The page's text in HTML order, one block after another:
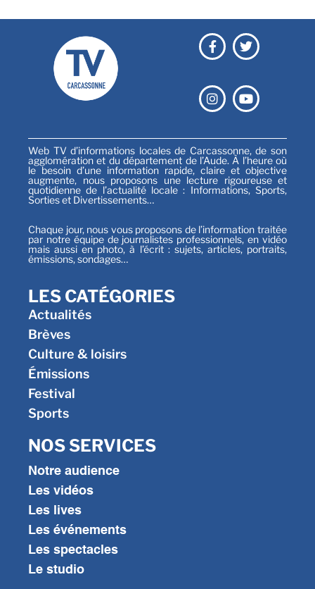
Web TV d’informations locales de Carcassonne, de son
agglomération et du département de l’Aude. À l’heure où
le besoin d’une information rapide, claire et objective
augmente, nous proposons une lecture rigoureuse et
quotidienne de l’actualité locale : Informations, Sports,
Sorties et Divertissements…
Chaque jour, nous vous proposons de l’information traitée
par notre équipe de journalistes professionnels, en vidéo
mais aussi en photo, à l’écrit : sujets, articles, portraits,
émissions, sondages…
LES CATÉGORIES
Actualités
Brèves
Culture & loisirs
Émissions
Festival
Sports
NOS SERVICES
Notre audience
Les vidéos
Les lives
Les événements
Les spectacles
Le studio